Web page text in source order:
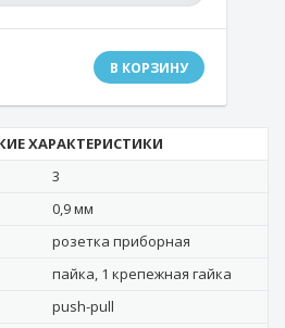
В КОРЗИНУ
ХАРАКТЕРИСТИКИ
3
0,9 мм
розетка приборная
пайка, 1 крепежная гайка
push-pull